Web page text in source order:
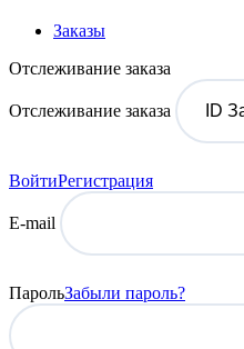
Заказы
Отслеживание заказа
Отслеживание заказа
ВойтиРегистрация
E-mail
ПарольЗабыли пароль?